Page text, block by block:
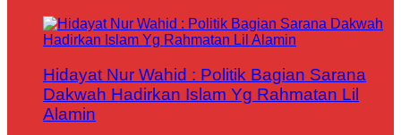
Hidayat Nur Wahid : Politik Bagian Sarana
Dakwah Hadirkan Islam Yg Rahmatan Lil
Alamin